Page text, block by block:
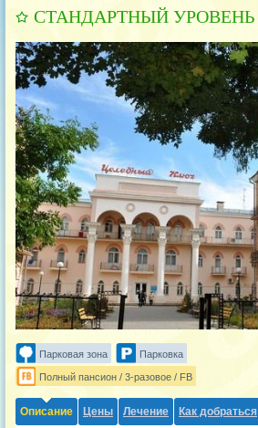
СТАНДАРТНЫЙ УРОВЕНЬ
Парковая зона Парковка
Полный пансион / 3-разовое / FB
Описание Цены Лечение Как добраться